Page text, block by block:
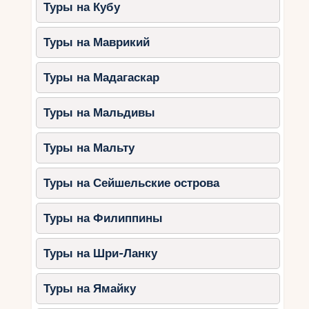
Аквапарк Татраландия – один из
крупнейших термальных комплексов
Европы.
Куpele Лучки – традиционный
лечебный курорт.
Пиештяны – знаменитый курорт для
лечения суставов и опорно-
двигательной системы.
Активный отдых
Если вы любите приключения, то Словакия
предлагает множество активных развлечений:
Хайкинг в Высоких Татрах и
Словацком рае.
Рафтинг на реке Ваг.
Велотуры по живописным маршрутам.
Туры на Кубу
Туры на Маврикий
Туры на Мадагаскар
Туры на Мальдивы
Туры на Мальту
Туры на Сейшельские острова
Туры на Филиппины
Туры на Шри-Ланку
Туры на Ямайку